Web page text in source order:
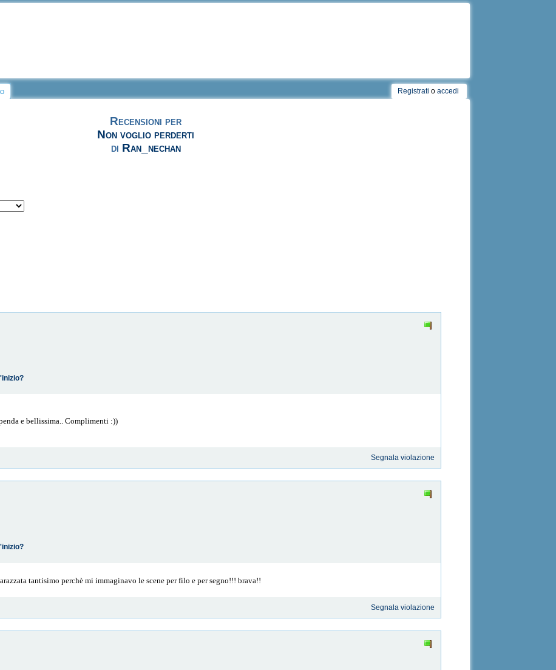
Registrati o accedi
Recensioni per
Non voglio perderti
di Ran_nechan
e bellissima.. Complimenti :))
Segnala violazione
tantisimo perchè mi immaginavo le scene per filo e per segno!!! brava!!
Segnala violazione